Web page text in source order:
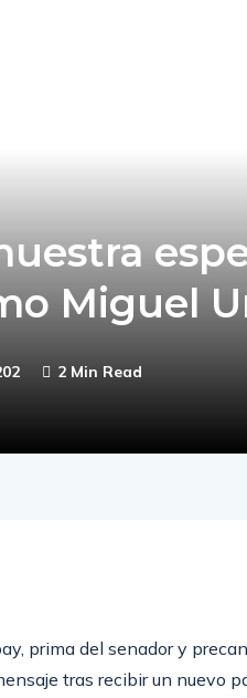
Miguel
2 Min Read
prima del senador y
tras recibir un nuevo